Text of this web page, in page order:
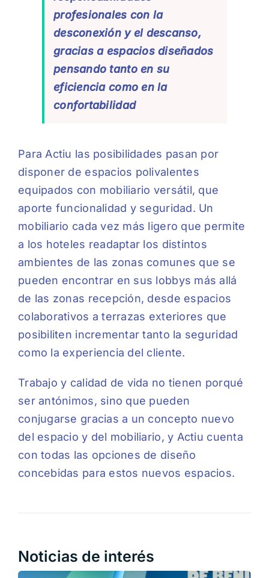
profesionales con la
desconexión y el descanso,
gracias a espacios diseñados
pensando tanto en su
eficiencia como en la
confortabilidad
Para Actiu las posibilidades pasan por
disponer de espacios polivalentes
equipados con mobiliario versátil, que
aporte funcionalidad y seguridad. Un
mobiliario cada vez más ligero que permite
a los hoteles readaptar los distintos
ambientes de las zonas comunes que se
pueden encontrar en sus lobbys más allá
de las zonas recepción, desde espacios
colaborativos a terrazas exteriores que
posibiliten incrementar tanto la seguridad
como la experiencia del cliente.
Trabajo y calidad de vida no tienen porqué
ser antónimos, sino que pueden
conjugarse gracias a un concepto nuevo
del espacio y del mobiliario, y Actiu cuenta
con todas las opciones de diseño
concebidas para estos nuevos espacios.
Noticias de interés